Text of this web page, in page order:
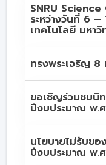
SNRU
ระหว่างวันที่ 6
เทคโนโลยี มหา
ทรงพระเจริญ 8
ขอเชิญร่วมชมนิ
ปีงบประมาณ พ.
นโยบายไม่รับข
ปีงบประมาณ พ.